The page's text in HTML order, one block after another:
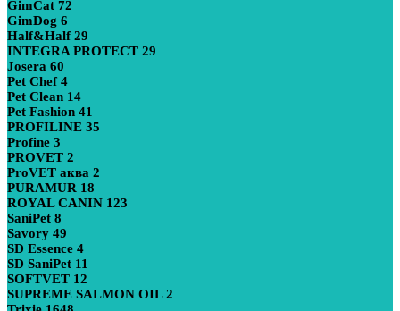
GimCat 72
GimDog 6
Half&Half 29
INTEGRA PROTECT 29
Josera 60
Pet Chef 4
Pet Clean 14
Pet Fashion 41
PROFILINE 35
Profine 3
PROVET 2
ProVET аква 2
PURAMUR 18
ROYAL CANIN 123
SaniPet 8
Savory 49
SD Essence 4
SD SaniPet 11
SOFTVET 12
SUPREME SALMON OIL2